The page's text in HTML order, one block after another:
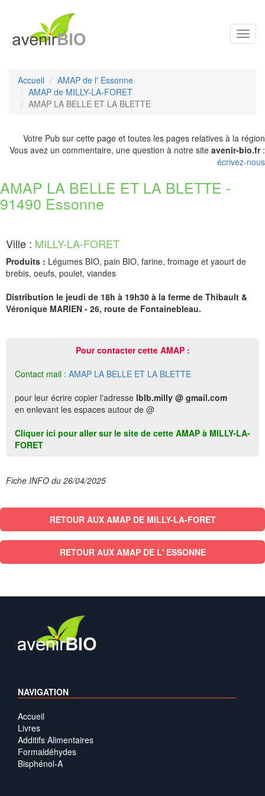
Accueil
AMAP de l' Essonne
AMAP de MILLY-LA-FORET
AMAP LA BELLE ET LA BLETTE
Votre Pub sur cette page et toutes les pages relatives à la région
Vous avez un commentaire, une question à notre site avenir-bio.fr:
écrivez-nous
AMAP LA BELLE ET LA BLETTE -
91490 Essonne
Ville : MILLY-LA-FORET
Produits : Légumes BIO, pain BIO, farine, fromage et yaourt de
brebis, oeufs, poulet, viandes
Distribution le jeudi de 18h à 19h30 à la ferme de Thibault &
Véronique MARIEN - 26, route de Fontainebleau.
Pour contacter cette AMAP :
Contact mail : AMAP LA BELLE ET LA BLETTE
pour leur écrire copier l'adresse lblb.milly @ gmail.com
en enlevant les espaces autour de @
Cliquer ici pour aller sur le site de cette AMAP à MILLY-LA-
FORET
Fiche INFO du 26/04/2025
RETOUR AUX AMAP DE MILLY-LA-FORET
RETOUR AUX AMAP DE L' ESSONNE
NAVIGATION
Accueil
Livres
Additifs Alimentaires
Formaldéhydes
Bisphénol-A